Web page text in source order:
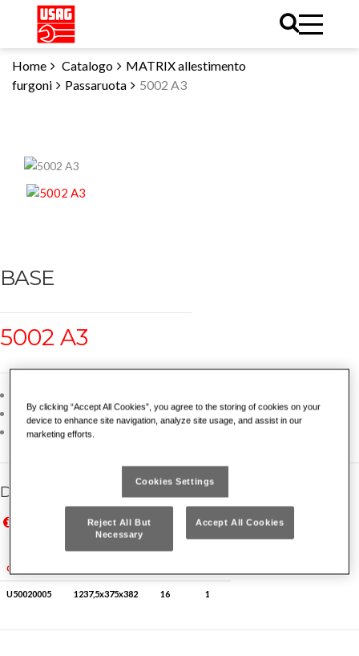
Home Catalogo
MATRIX allestimento
furgoni
Passaruota 5002 A3
BASE
5002 A3
Antina ribaltabile a scomparsa con chiusura a serratura
Altezza utile interna 325 mm
Dettagli famiglia
Prezzi in Euro IVA esclusa, validi solo per il mercato italiano
Prices in Euro VAT excluded, valid for Italian market only
Codice
U50020005 1237,5x375x382 16 1
By clicking “Accept All Cookies”, you agree to the storing of cookies on your
device to enhance site navigation, analyze site usage, and assist in our
marketing efforts.
Cookies Settings
Reject All But
Necessary
Accept All Cookies